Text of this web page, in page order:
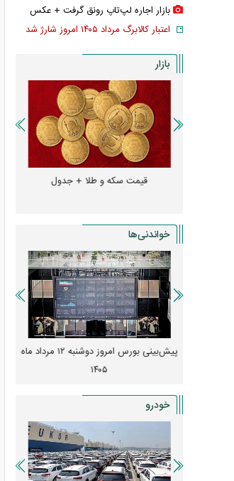
بازار اجاره لپ‌تاپ رونق گرفت + عکس
اعتبار کالابرگ مرداد ۱۴۰۵ امروز شارژ شد
بازار
قیمت سکه و طلا + جدول
خواندنی‌ها
پیش‌بینی بورس امروز دوشنبه ۱۲ مرداد ماه
۱۴۰۵
خودرو